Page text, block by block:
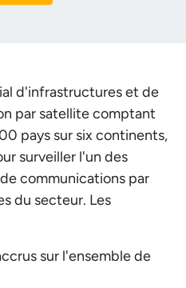
d'infrastructures et de
par satellite comptant
pays sur six continents,
surveiller l'un des
communications par
du secteur. Les
sur l'ensemble de